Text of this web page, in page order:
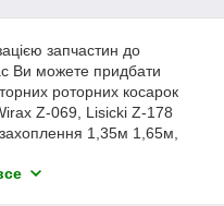
запчастин до
Ви можете придбати
роторних косарок
Z-069, Lisicki Z-178
1,35м 1,65м,
178 в Україні від